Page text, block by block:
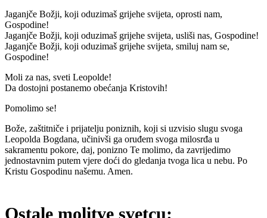
Jaganjče Božji, koji oduzimaš grijehe svijeta, oprosti nam,
Gospodine!
Jaganjče Božji, koji oduzimaš grijehe svijeta, usliši nas, Gospodine!
Jaganjče Božji, koji oduzimaš grijehe svijeta, smiluj nam se,
Gospodine!
Moli za nas, sveti Leopolde!
Da dostojni postanemo obećanja Kristovih!
Pomolimo se!
Bože, zaštitniče i prijatelju poniznih, koji si uzvisio slugu svoga
Leopolda Bogdana, učinivši ga oruđem svoga milosrđa u
sakramentu pokore, daj, ponizno Te molimo, da zavrijedimo
jednostavnim putem vjere doći do gledanja tvoga lica u nebu. Po
Kristu Gospodinu našemu. Amen.
Ostale molitve svetcu: